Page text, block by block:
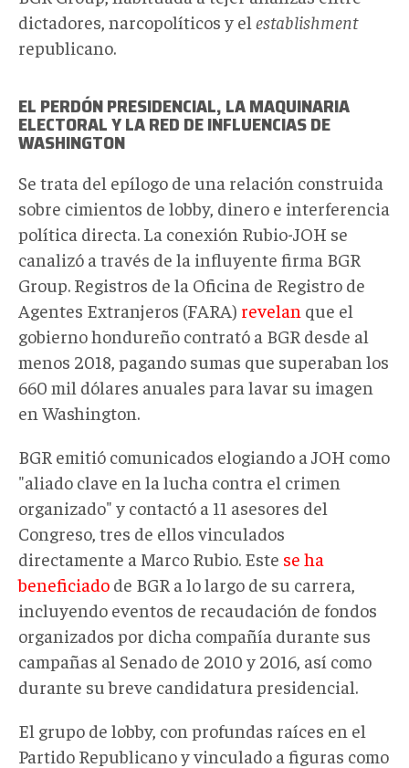
dictadores, narcopolíticos y el establishment
republicano.
EL PERDÓN PRESIDENCIAL, LA MAQUINARIA
ELECTORAL Y LA RED DE INFLUENCIAS DE
WASHINGTON
Se trata del epílogo de una relación construida
sobre cimientos de lobby, dinero e interferencia
política directa. La conexión Rubio-JOH se
canalizó a través de la influyente firma BGR
Group. Registros de la Oficina de Registro de
Agentes Extranjeros (FARA) revelan que el
gobierno hondureño contrató a BGR desde al
menos 2018, pagando sumas que superaban los
660 mil dólares anuales para lavar su imagen
en Washington.
BGR emitió comunicados elogiando a JOH como
"aliado clave en la lucha contra el crimen
organizado" y contactó a 11 asesores del
Congreso, tres de ellos vinculados
directamente a Marco Rubio. Este se ha
beneficiado de BGR a lo largo de su carrera,
incluyendo eventos de recaudación de fondos
organizados por dicha compañía durante sus
campañas al Senado de 2010 y 2016, así como
durante su breve candidatura presidencial.
El grupo de lobby, con profundas raíces en el
Partido Republicano y vinculado a figuras como